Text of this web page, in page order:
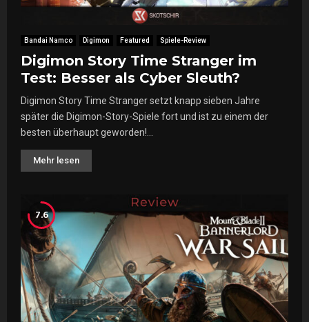
Bandai Namco Digimon Featured Spiele-Review
Digimon Story Time Stranger im
Test: Besser als Cyber Sleuth?
Digimon Story Time Stranger setzt knapp sieben Jahre
später die Digimon-Story-Spiele fort und ist zu einem der
besten überhaupt geworden!...
Mehr lesen
7.6